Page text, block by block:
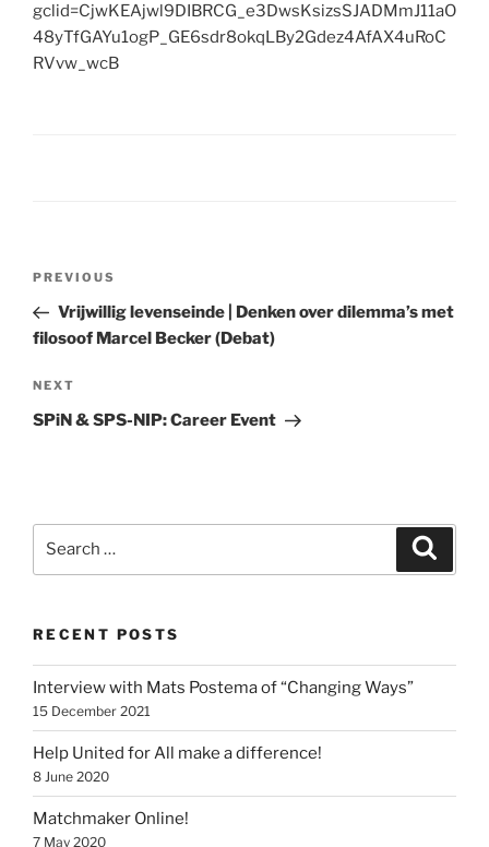
gclid=CjwKEAjwl9DIBRCG_e3DwsKsizsSJADMmJ11aO
48yTfGAYu1ogP_GE6sdr8okqLBy2Gdez4AfAX4uRoC
RVvw_wcB
Previous
Post
PREVIOUS
Vrijwillig levenseinde | Denken over dilemma’s met
filosoof Marcel Becker (Debat)
Next
Post
NEXT
SPiN & SPS-NIP: Career Event
RECENT POSTS
Interview with Mats Postema of “Changing Ways”
15 December 2021
Help United for All make a difference!
8 June 2020
Matchmaker Online!
7 May 2020